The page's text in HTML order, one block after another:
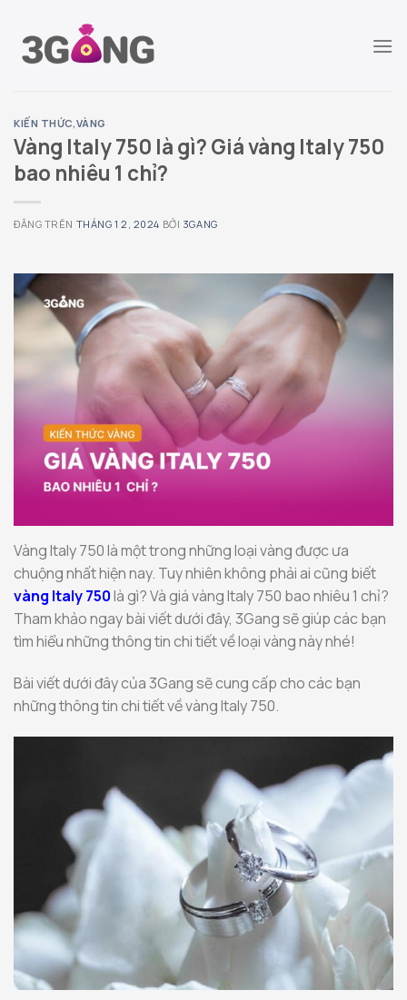
đến
KIẾN THỨC,VÀNG
Vàng Italy 750 là gì? Giá vàng Italy 750
bao nhiêu 1 chỉ?
ĐĂNG TRÊN THÁNG 1 2, 2024 BỞI 3GANG
Vàng Italy 750 là một trong những loại vàng được ưa
chuộng nhất hiện nay. Tuy nhiên không phải ai cũng biết
vàng Italy 750là gì? Và giá vàng Italy 750 bao nhiêu 1 chỉ?
Tham khảo ngay bài viết dưới đây, 3Gang sẽ giúp các bạn
tìm hiểu những thông tin chi tiết về loại vàng này nhé!
Bài viết dưới đây của 3Gang sẽ cung cấp cho các bạn
những thông tin chi tiết về vàng Italy 750.